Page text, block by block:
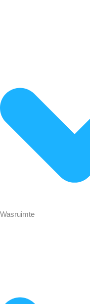
Wasruimte